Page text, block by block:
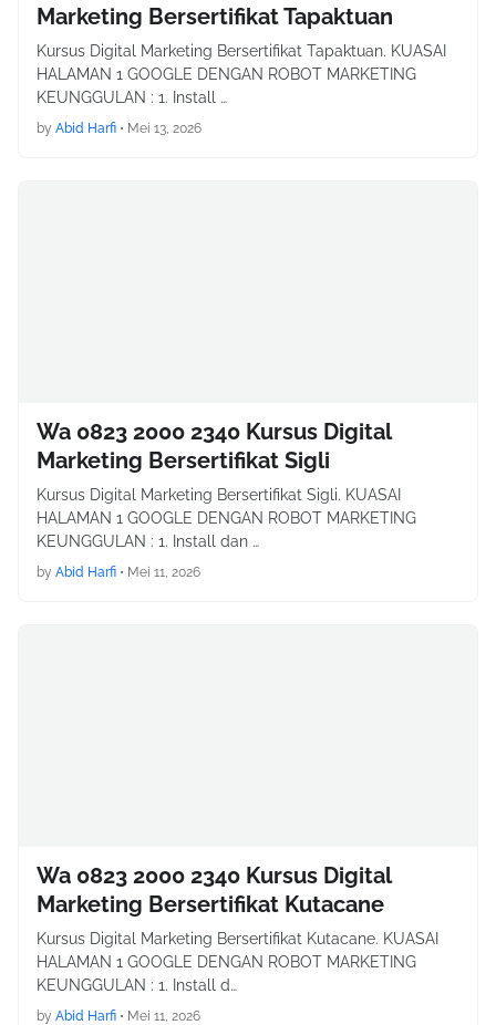
Marketing Bersertifikat Tapaktuan
Kursus Digital Marketing Bersertifikat Tapaktuan. KUASAI
HALAMAN 1 GOOGLE DENGAN ROBOT MARKETING
KEUNGGULAN : 1. Install …
by Abid Harfi • Mei 13, 2026
Wa 0823 2000 2340 Kursus Digital
Marketing Bersertifikat Sigli
Kursus Digital Marketing Bersertifikat Sigli. KUASAI
HALAMAN 1 GOOGLE DENGAN ROBOT MARKETING
KEUNGGULAN : 1. Install dan …
by Abid Harfi • Mei 11, 2026
Wa 0823 2000 2340 Kursus Digital
Marketing Bersertifikat Kutacane
Kursus Digital Marketing Bersertifikat Kutacane. KUASAI
HALAMAN 1 GOOGLE DENGAN ROBOT MARKETING
KEUNGGULAN : 1. Install d…
by Abid Harfi • Mei 11, 2026